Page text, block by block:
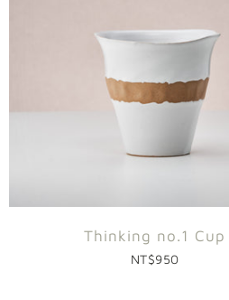
Thinking no.1 Cup
NT$950